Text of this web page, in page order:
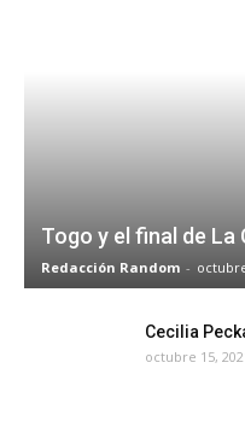
Togo y el final de La
Redacción Random -
Cecilia
octubre 15,